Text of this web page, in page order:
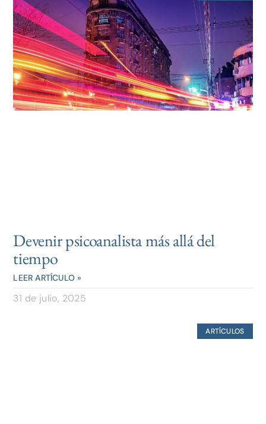
Devenir psicoanalista más allá del
tiempo
LEER ARTÍCULO »
31 de julio, 2025
ARTÍCULOS